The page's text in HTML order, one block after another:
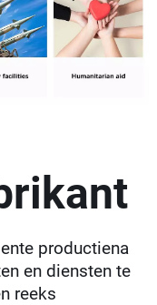
productiena
en diensten te
reeks